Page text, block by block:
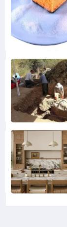
Снимка:
Пиксабей